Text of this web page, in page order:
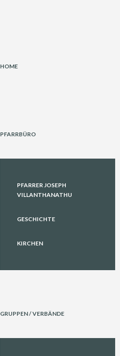
HOME
PFARRBÜRO
PFARRER JOSEPH
VILLANTHANATHU
GESCHICHTE
KIRCHEN
GRUPPEN / VERBÄNDE